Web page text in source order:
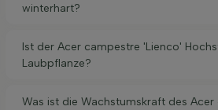
winterhart?
Ist der Acer campestre 'Lienco'
Laubpflanze?
Was ist die Wachstumskraft des